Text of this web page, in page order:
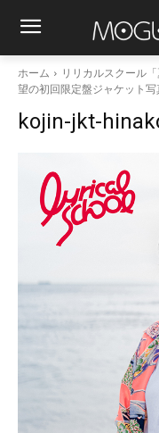
ホーム
リリカルスクール
望の初回限定盤ジャケット
kojin-jkt-